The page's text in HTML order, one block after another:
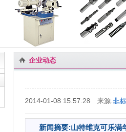
企业动态
2014-01-08 15:57:28 来源:非
新闻摘要:山特维克可乐满